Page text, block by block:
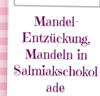
Mandel-
Entzückung,
Mandeln in
Salmiakschokol
ade